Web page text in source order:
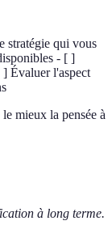
stratégie qui vous
- [ ]
Évaluer l'aspect
mieux la pensée à
à long terme.